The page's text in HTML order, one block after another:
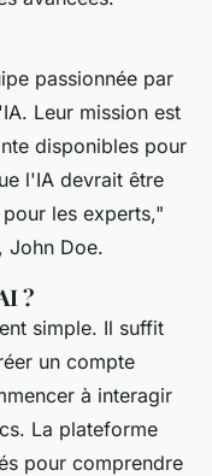
passionnée par
Leur mission est
disponibles pour
l'IA devrait être
les experts,"
John Doe.
?
simple. Il suffit
un compte
à interagir
La plateforme
pour comprendre